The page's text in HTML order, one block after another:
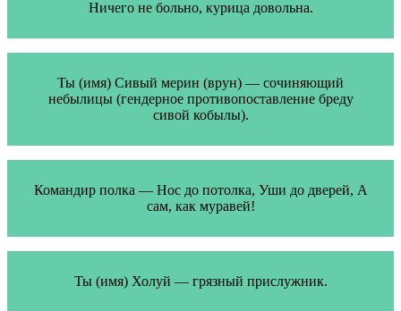
Ничего не больно, курица довольна.
Ты (имя) Сивый мерин (врун) — сочиняющий
небылицы (гендерное противопоставление бреду
сивой кобылы).
Командир полка — Нос до потолка, Уши до дверей, А
сам, как муравей!
Ты (имя) Холуй — грязный прислужник.